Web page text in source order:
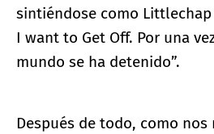
sintiéndose como
I want to Get Off. Por una
mundo se ha detenido”.
Después de todo, como nos